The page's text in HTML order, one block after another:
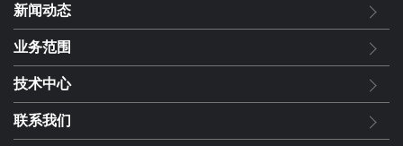
新闻动态
业务范围
技术中心
联系我们